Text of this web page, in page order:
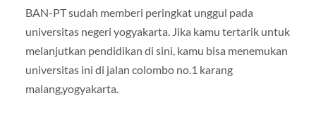
BAN-PT sudah memberi peringkat unggul pada
universitas negeri yogyakarta. Jika kamu tertarik untuk
melanjutkan pendidikan di sini, kamu bisa menemukan
universitas ini di jalan colombo no.1 karang
malang,yogyakarta.